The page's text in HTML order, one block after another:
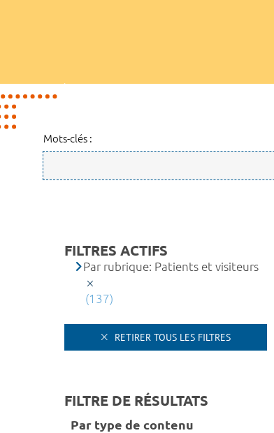
Mots-clés :
FILTRES ACTIFS
Par rubrique: Patients et visiteurs
(137)
RETIRER TOUS LES FILTRES
FILTRE DE RÉSULTATS
Par type de contenu